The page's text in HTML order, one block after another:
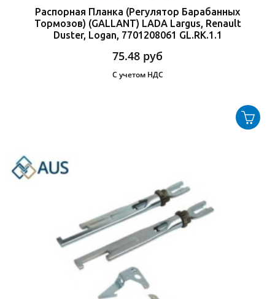
Распорная Планка (Регулятор Барабанных
Тормозов) (GALLANT) LADA Largus, Renault
Duster, Logan, 7701208061 GL.RK.1.1
75.48 руб
С учетом НДС